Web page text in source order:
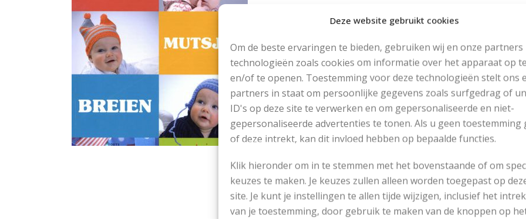
Deze website gebruikt cookies
Om de beste ervaringen te bieden, gebruiken wij en onze partners
technologieën zoals cookies om informatie over het apparaat op
en/of te openen. Toestemming voor deze technologieën stelt ons
partners in staat om persoonlijke gegevens zoals surfgedrag of
ID's op deze site te verwerken en om gepersonaliseerde en niet-
gepersonaliseerde advertenties te tonen. Als u geen toestemming
of deze intrekt, kan dit invloed hebben op bepaalde functies.
Klik hieronder om in te stemmen met het bovenstaande of om
keuzes te maken. Je keuzes zullen alleen worden toegepast op
site. Je kunt je instellingen te allen tijde wijzigen, inclusief het
van je toestemming, door gebruik te maken van de knoppen op
RECENT POSTS